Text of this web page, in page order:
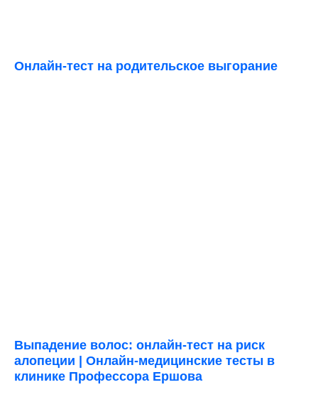
Онлайн-тест на родительское выгорание
Выпадение волос: онлайн-тест на риск
алопеции | Онлайн-медицинские тесты в
клинике Профессора Ершова